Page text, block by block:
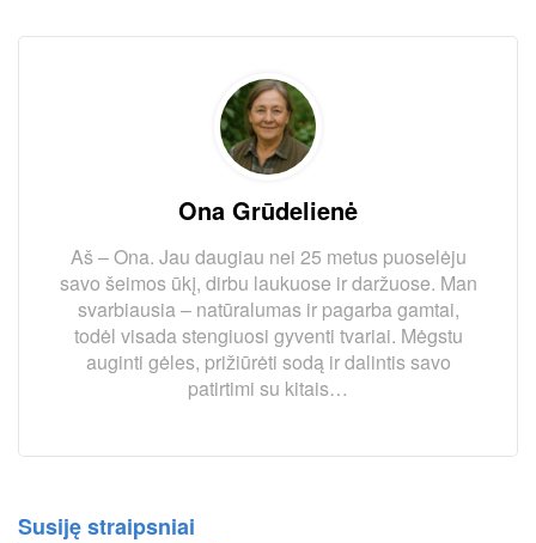
Ona Grūdelienė
Aš – Ona. Jau daugiau nei 25 metus puoselėju
savo šeimos ūkį, dirbu laukuose ir daržuose. Man
svarbiausia – natūralumas ir pagarba gamtai,
todėl visada stengiuosi gyventi tvariai. Mėgstu
auginti gėles, prižiūrėti sodą ir dalintis savo
patirtimi su kitais…
Susiję straipsniai